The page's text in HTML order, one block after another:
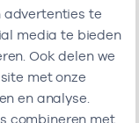
advertenties te
media te bieden
Ook delen we
met onze
en analyse.
combineren met
AGB-code